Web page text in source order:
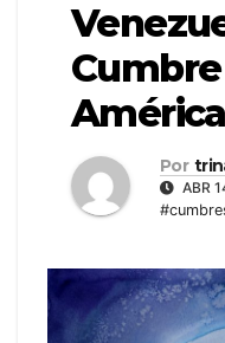
Por
ABR